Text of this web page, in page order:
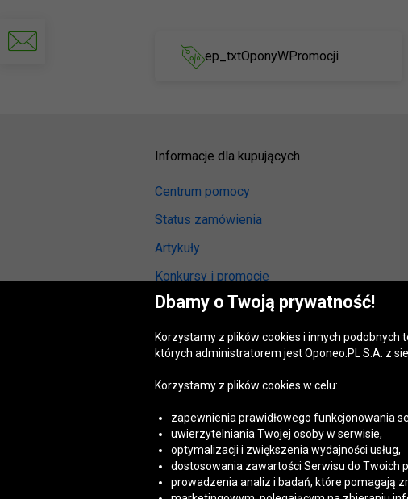
ep_txtOponyWPromocji
Informacje dla kupujących
Centrum pomocy
Status zamówienia
Artykuły
Konkursy i promocje
Odstąpienie od umowy
Reklamacja gwarancyjna
Opinie o oponach
Akt o usługach cyfrowych(DSA)
Dostępność cyfrowa
Dbamy o Twoją prywatność!
Korzystamy z plików cookies i innych
których administratorem jest Oponeo.PL S.A. z
Korzystamy z plików cookies w celu:
zapewnienia prawidłowego funkcjonowania
uwierzytelniania Twojej osoby w serwisie,
optymalizacji i zwiększenia wydajności usług,
dostosowania zawartości Serwisu do Twoich
prowadzenia analiz i badań, które pomagają